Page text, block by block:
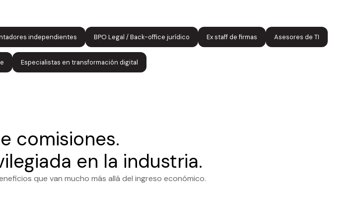
independientes BPO Legal / Back-office jurídico Ex staff de firmas Asesores de TI
Especialistas en transformación digital
comisiones.
en la industria.
que van mucho más allá del ingreso económico.